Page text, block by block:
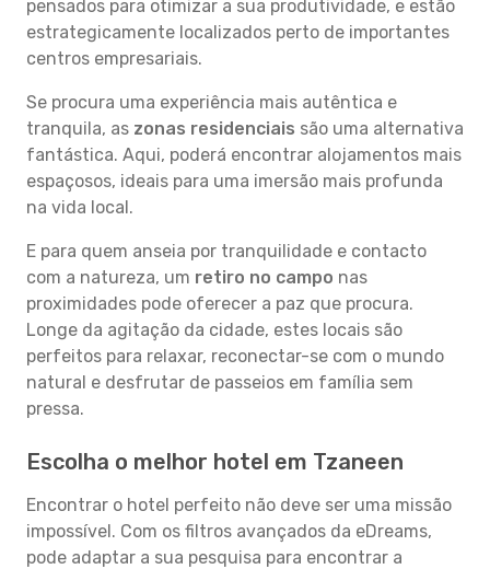
pensados para otimizar a sua produtividade, e estão
estrategicamente localizados perto de importantes
centros empresariais.
Se procura uma experiência mais autêntica e
tranquila, as zonas residenciais são uma alternativa
fantástica. Aqui, poderá encontrar alojamentos mais
espaçosos, ideais para uma imersão mais profunda
na vida local.
E para quem anseia por tranquilidade e contacto
com a natureza, um retiro no campo nas
proximidades pode oferecer a paz que procura.
Longe da agitação da cidade, estes locais são
perfeitos para relaxar, reconectar-se com o mundo
natural e desfrutar de passeios em família sem
pressa.
Escolha o melhor hotel em Tzaneen
Encontrar o hotel perfeito não deve ser uma missão
impossível. Com os filtros avançados da eDreams,
pode adaptar a sua pesquisa para encontrar a